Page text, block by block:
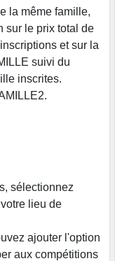
la même famille,
sur le prix total de
et sur la
suivi du
inscrites.
sélectionnez
lieu de
ajouter l'option
aux compétitions